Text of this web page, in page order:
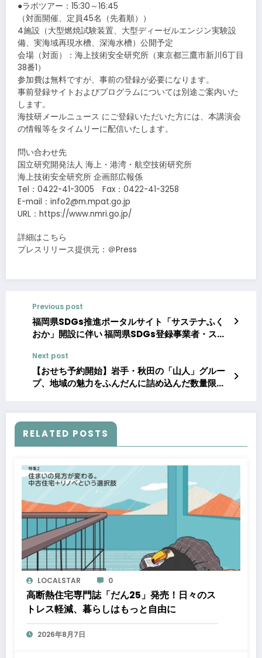
●ラボツアー：15:30～16:45
（対面開催、定員45名（先着順））
4施設（大型燃焼試験装置、大型ディーゼルエンジン実験設
備、実海域再現水槽、深海水槽）公開予定
会場（対面）：海上技術安全研究所（東京都三鷹市新川6丁目
38番1）
参加費は無料ですが、事前の登録が必要になります。
事前登録サイトおよびプログラムについては別途ご案内いた
します。
海技研メールニュース にご登録いただいた方には、本講演会
の情報等をタイムリーに配信いたします。
問い合わせ先
国立研究開発法人 海上・港湾・航空技術研究所
海上技術安全研究所 企画部広報係
Tel：0422-41-3005 Fax：0422-41-3258
E-mail：info2@m.mpat.go.jp
URL：https://www.nmri.go.jp/
詳細はこちら
プレスリリース提供元：＠Press
Previous post
福岡県SDGs推進ポータルサイト「サステナふく
おか」開設に伴い 福岡県SDGs登録事業者・スパ
用支援を強化
Next post
【おせち予約開始】岩手・秋田の「山人」グルー
プ、地域の魅力をふんだんに詰め込んだ数量限定
RELATED POSTS
LOCALSTAR 0
高断熱住宅専門誌「だん25」発売！日々のス
トレス軽減、暮らしはもっと自由に
2026年8月7日